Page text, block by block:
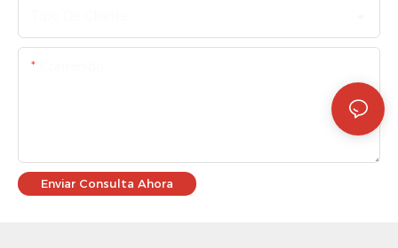
Enviar Consulta Ahora